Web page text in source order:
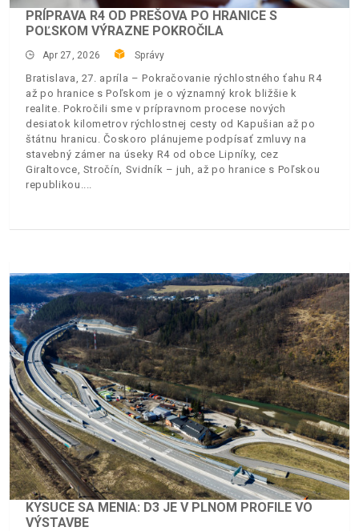
PRÍPRAVA R4 OD PREŠOVA PO HRANICE S
POĽSKOM VÝRAZNE POKROČILA
Apr 27, 2026 Správy
Bratislava, 27. apríla – Pokračovanie rýchlostného ťahu R4
až po hranice s Poľskom je o významný krok bližšie k
realite. Pokročili sme v prípravnom procese nových
desiatok kilometrov rýchlostnej cesty od Kapušian až po
štátnu hranicu. Čoskoro plánujeme podpísať zmluvy na
stavebný zámer na úseky R4 od obce Lipníky, cez
Giraltovce, Stročín, Svidník – juh, až po hranice s Poľskou
republikou.
KYSUCE SA MENIA: D3 JE V PLNOM PROFILE VO
VÝSTAVBE